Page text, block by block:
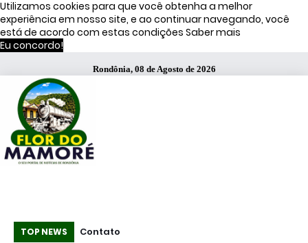
Utilizamos cookies para que você obtenha a melhor
experiência em nosso site, e ao continuar navegando, você
está de acordo com estas condições Saber mais
Eu concordo!
Rondônia, 08 de Agosto de 2026
TOP NEWS
resultado da
Contato